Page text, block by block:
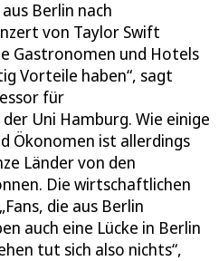
Berlin nach
von Taylor Swift
Gastronomen und Hotels
Vorteile haben“, sagt
für
Uni Hamburg. Wie einige
Ökonomen ist allerdings
Länder von den
Die wirtschaftlichen
die aus Berlin
auch eine Lücke in Berlin
tut sich also nichts“,